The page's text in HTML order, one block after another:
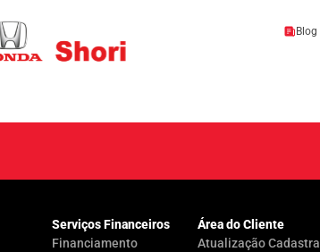
Blog
Serviços Financeiros
Financiamento
Área do Cliente
Atualização Cadastral